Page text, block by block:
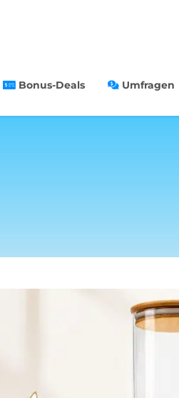
Bonus-Deals Umfragen
gewinnen